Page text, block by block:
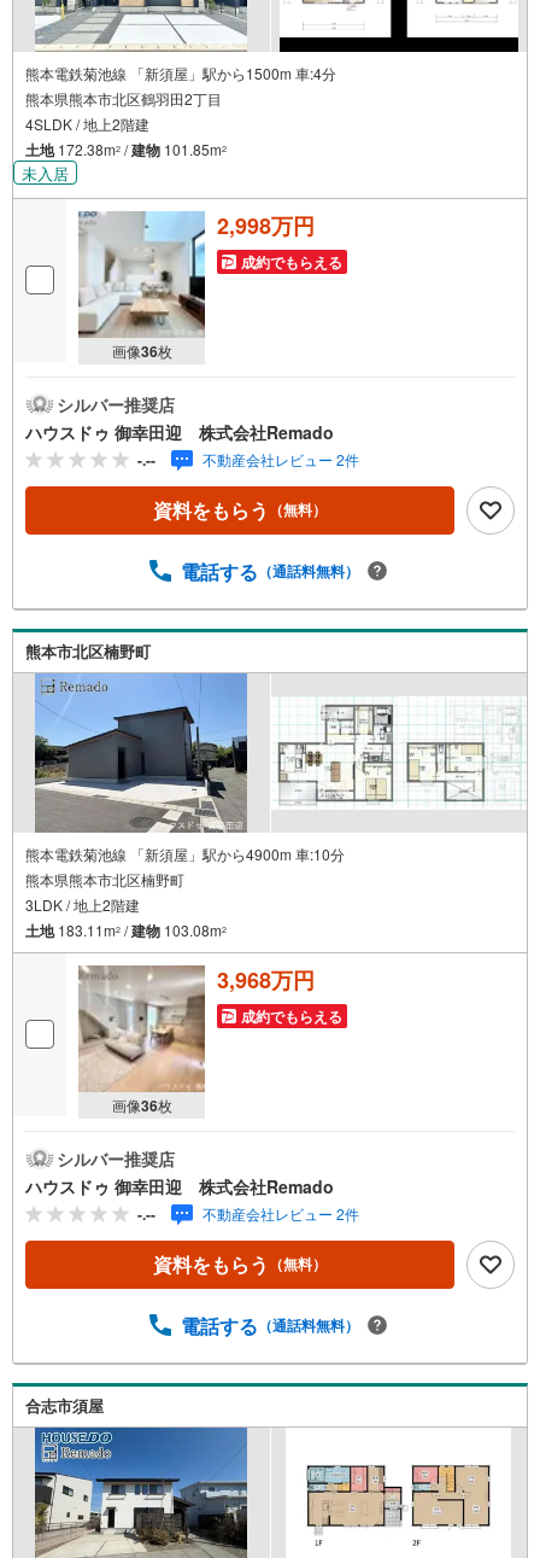
熊本電鉄菊池線 「新須屋」駅から1500m 車:4分
熊本県熊本市北区鶴羽田2丁目
4SLDK / 地上2階建
土地172.38m2 /建物 101.85m2
未入居
画像36枚
2,998万円
成約でもらえる
シルバー推奨店
ハウスドゥ 御幸田迎 株式会社Remado
-.-- 不動産会社レビュー 2件
資料をもらう （無料）
電話する （通話料無料）
熊本市北区楠野町
熊本電鉄菊池線 「新須屋」駅から4900m 車:10分
熊本県熊本市北区楠野町
3LDK / 地上2階建
土地183.11m2 /建物 103.08m2
画像36枚
3,968万円
成約でもらえる
シルバー推奨店
ハウスドゥ 御幸田迎 株式会社Remado
-.-- 不動産会社レビュー 2件
資料をもらう （無料）
電話する （通話料無料）
合志市須屋